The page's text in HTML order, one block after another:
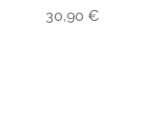
30,90 €